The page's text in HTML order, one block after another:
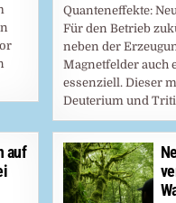
Quanteneffekte:
Für den Betrieb
neben der
Magnetfelder auch
essenziell. Dieser
Deuterium und
auf